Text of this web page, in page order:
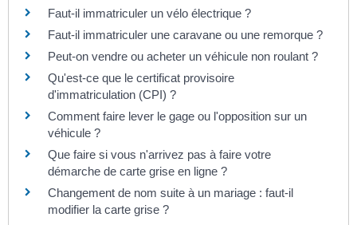
Faut-il immatriculer un vélo électrique ?
Faut-il immatriculer une caravane ou une remorque ?
Peut-on vendre ou acheter un véhicule non roulant ?
Qu'est-ce que le certificat provisoire
d'immatriculation (CPI) ?
Comment faire lever le gage ou l'opposition sur un
véhicule ?
Que faire si vous n'arrivez pas à faire votre
démarche de carte grise en ligne ?
Changement de nom suite à un mariage : faut-il
modifier la carte grise ?